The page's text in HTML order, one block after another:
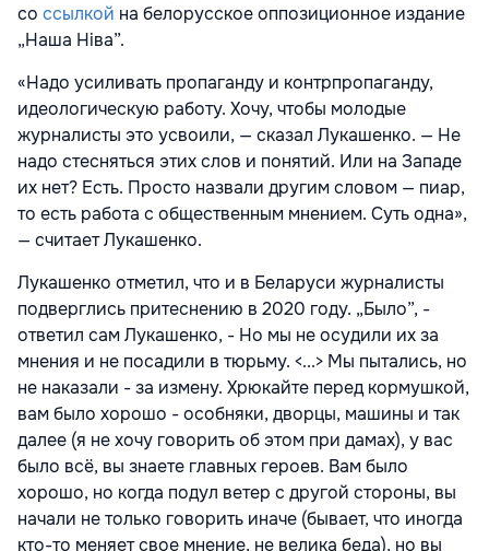
со ссылкой на белорусское оппозиционное издание
„Наша Ніва”.
«Надо усиливать пропаганду и контрпропаганду,
идеологическую работу. Хочу, чтобы молодые
журналисты это усвоили, — сказал Лукашенко. — Не
надо стесняться этих слов и понятий. Или на Западе
их нет? Есть. Просто назвали другим словом — пиар,
то есть работа с общественным мнением. Суть одна»,
— считает Лукашенко.
Лукашенко отметил, что и в Беларуси журналисты
подверглись притеснению в 2020 году. „Было”, -
ответил сам Лукашенко, - Но мы не осудили их за
мнения и не посадили в тюрьму. <...> Мы пытались, но
не наказали - за измену. Хрюкайте перед кормушкой,
вам было хорошо - особняки, дворцы, машины и так
далее (я не хочу говорить об этом при дамах), у вас
было всё, вы знаете главных героев. Вам было
хорошо, но когда подул ветер с другой стороны, вы
начали не только говорить иначе (бывает, что иногда
кто-то меняет свое мнение, не велика беда), но вы